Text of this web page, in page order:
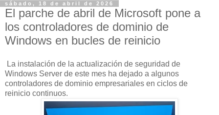
sábado, 18 de abril de 2026
El parche de abril de Microsoft pone a
los controladores de dominio de
Windows en bucles de reinicio
La instalación de la actualización de seguridad de
Windows Server de este mes ha dejado a algunos
controladores de dominio empresariales en ciclos de
reinicio continuos.